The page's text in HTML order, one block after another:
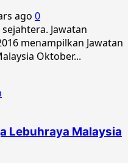
ago 0
Jawatan
menampilkan Jawatan
Oktober...
Lebuhraya Malaysia